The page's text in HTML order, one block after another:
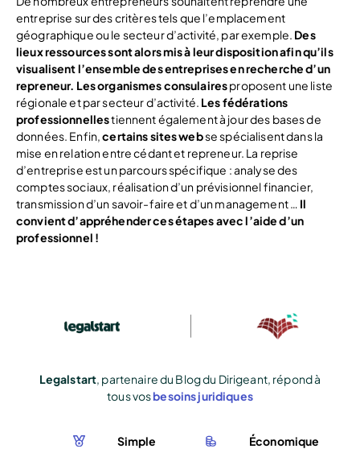
entreprise sur des critères tels que l’emplacement
géographique ou le secteur d’activité, par exemple. Des
lieux ressources sont alors mis à leur disposition afin qu’ils
visualisent l’ensemble des entreprises en recherche d’un
repreneur. Les organismes consulairesproposent une liste
régionale et par secteur d’activité. Les fédérations
professionnellestiennent également à jour des bases de
données. Enfin,certains sites webse spécialisent dans la
mise en relation entre cédant et repreneur. La reprise
d’entreprise est un parcours spécifique : analyse des
comptes sociaux, réalisation d’un prévisionnel financier,
transmission d’un savoir-faire et d’un management … Il
convient d’appréhender ces étapes avec l’aide d’un
professionnel !
Legalstart, partenaire du Blog du Dirigeant, répond à
tous vosbesoins juridiques
Simple Économique